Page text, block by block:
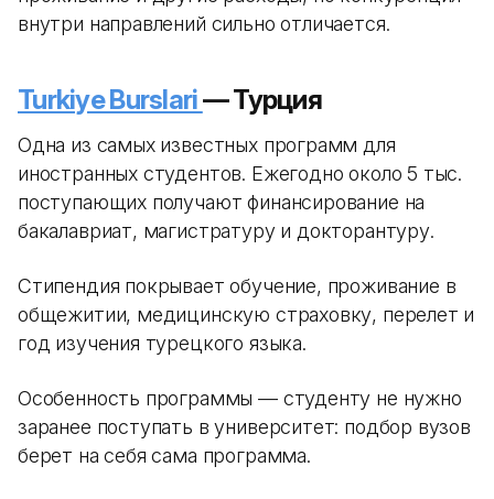
внутри направлений сильно отличается.
Turkiye Burslari— Турция
Одна из самых известных программ для
иностранных студентов. Ежегодно около 5 тыс.
поступающих получают финансирование на
бакалавриат, магистратуру и докторантуру.
Стипендия покрывает обучение, проживание в
общежитии, медицинскую страховку, перелет и
год изучения турецкого языка.
Особенность программы — студенту не нужно
заранее поступать в университет: подбор вузов
берет на себя сама программа.